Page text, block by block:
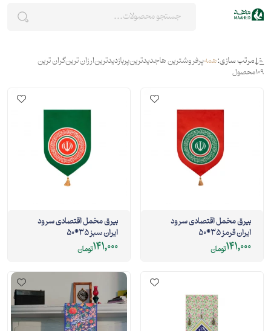
مرتب سازی:همهپرفروشترین هاجدیدترینپربازدیدترینارزان ترینگران ترین
109محصول
بیرق مخمل اقتصادی سرود
ایران قرمز 35*50
141,000تومان
بیرق مخمل اقتصادی سرود
ایران سبز 35*50
141,000تومان